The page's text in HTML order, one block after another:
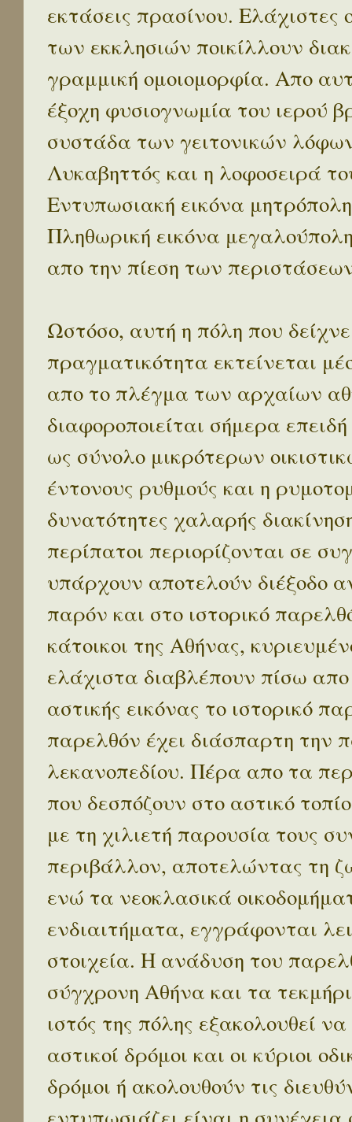
εκτάσεις πρασίνου.
των εκκλησιών ποικίλλουν
γραμμική ομοιομορφία. Απο
έξοχη φυσιογνωμία του ιερού
συστάδα των γειτονικών
Λυκαβηττός και η λοφοσειρά
Εντυπωσιακή εικόνα
Πληθωρική εικόνα
απο την πίεση των
Ωστόσο, αυτή η πόλη που
πραγματικότητα εκτείνεται
απο το πλέγμα των αρχαίων
διαφοροποιείται σήμερα
ως σύνολο μικρότερων
έντονους ρυθμούς και η
δυνατότητες χαλαρής
περίπατοι περιορίζονται σε
υπάρχουν αποτελούν διέξοδο
παρόν και στο ιστορικό
κάτοικοι της Αθήνας,
ελάχιστα διαβλέπουν πίσω
αστικής εικόνας το ιστορικό
παρελθόν έχει διάσπαρτη την
λεκανοπεδίου. Πέρα απο τα
που δεσπόζουν στο αστικό
με τη χιλιετή παρουσία τους
περιβάλλον, αποτελώντας τη
ενώ τα νεοκλασικά
ενδιαιτήματα, εγγράφονται
στοιχεία. Η ανάδυση του
σύγχρονη Αθήνα και τα
ιστός της πόλης εξακολουθεί
αστικοί δρόμοι και οι κύριοι
δρόμοι ή ακολουθούν τις